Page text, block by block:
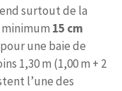
surtout de la
15 cm
une baie de
1,30 m (1,00 m + 2
l’une des